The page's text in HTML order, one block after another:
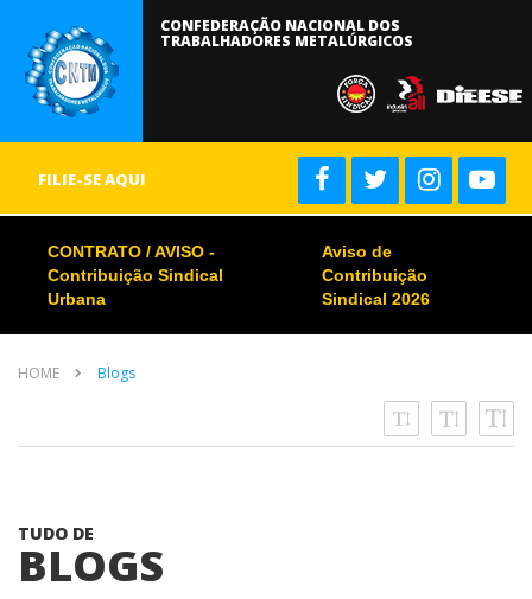
CONFEDERAÇÃO NACIONAL DOS
TRABALHADORES METALÚRGICOS
FILIE-SE AQUI
CONTRATO / AVISO -
Contribuição Sindical
Urbana
Aviso de
Contribuição
Sindical 2026
HOME Blogs
TUDO DE
BLOGS